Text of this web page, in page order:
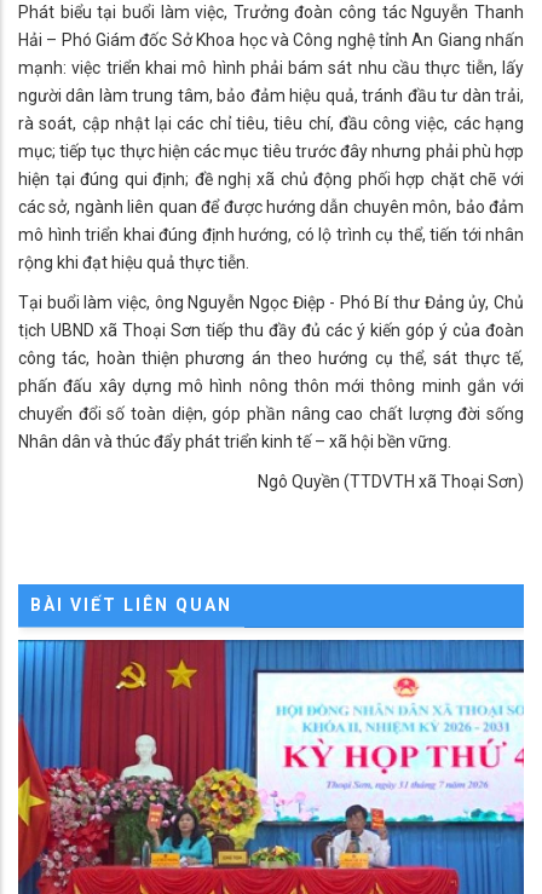
Phát biểu tại buổi làm việc, Trưởng đoàn công tác Nguyễn Thanh
Hải – Phó Giám đốc Sở Khoa học và Công nghệ tỉnh An Giang nhấn
mạnh: việc triển khai mô hình phải bám sát nhu cầu thực tiễn, lấy
người dân làm trung tâm, bảo đảm hiệu quả, tránh đầu tư dàn trải,
rà soát, cập nhật lại các chỉ tiêu, tiêu chí, đầu công việc, các hạng
mục; tiếp tục thực hiện các mục tiêu trước đây nhưng phải phù hợp
hiện tại đúng qui định; đề nghị xã chủ động phối hợp chặt chẽ với
các sở, ngành liên quan để được hướng dẫn chuyên môn, bảo đảm
mô hình triển khai đúng định hướng, có lộ trình cụ thể, tiến tới nhân
rộng khi đạt hiệu quả thực tiễn.
Tại buổi làm việc, ông Nguyễn Ngọc Điệp - Phó Bí thư Đảng ủy, Chủ
tịch UBND xã Thoại Sơn tiếp thu đầy đủ các ý kiến góp ý của đoàn
công tác, hoàn thiện phương án theo hướng cụ thể, sát thực tế,
phấn đấu xây dựng mô hình nông thôn mới thông minh gắn với
chuyển đổi số toàn diện, góp phần nâng cao chất lượng đời sống
Nhân dân và thúc đẩy phát triển kinh tế – xã hội bền vững.
Ngô Quyền (TTDVTH xã Thoại Sơn)
BÀI VIẾT LIÊN QUAN